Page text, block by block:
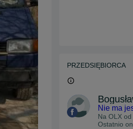
PRZEDSIĘBIORCA
Nie ma
Na OLX od
Ostatnio